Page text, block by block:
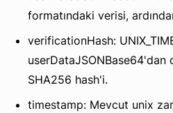
formatındaki verisi,
verificationHash:
userDataJSONBase64'dan
SHA256 hash'i.
timestamp: Mevcut unix